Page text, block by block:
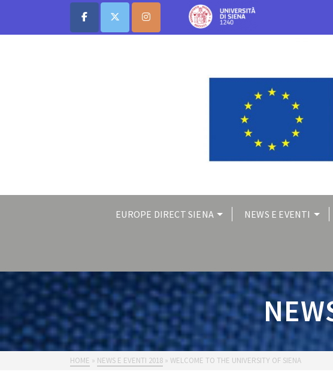
EUROPE DIRECT SIENA NEWS E EVENTI
HOME » NEWS E EVENTI 2018 » WELCOME TO THE UNIVERSITY OF SIENA